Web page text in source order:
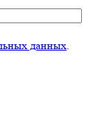
данных.